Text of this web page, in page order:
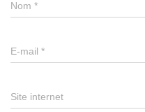
Nom *
E-mail *
Site internet